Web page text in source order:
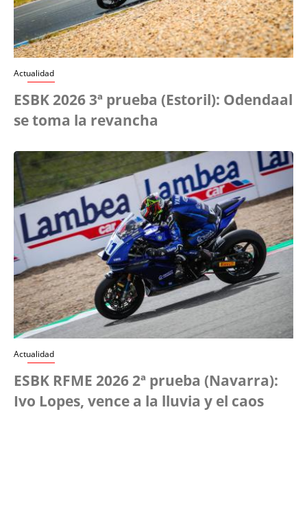
Actualidad
ESBK 2026 3ª prueba (Estoril): Odendaal
se toma la revancha
Actualidad
ESBK RFME 2026 2ª prueba (Navarra):
Ivo Lopes, vence a la lluvia y el caos